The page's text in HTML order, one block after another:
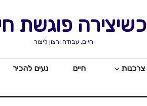
כשיצירה פוגשת
חיים, עבודה ורצון ליצור
צרכנות חיים נעים להכיר